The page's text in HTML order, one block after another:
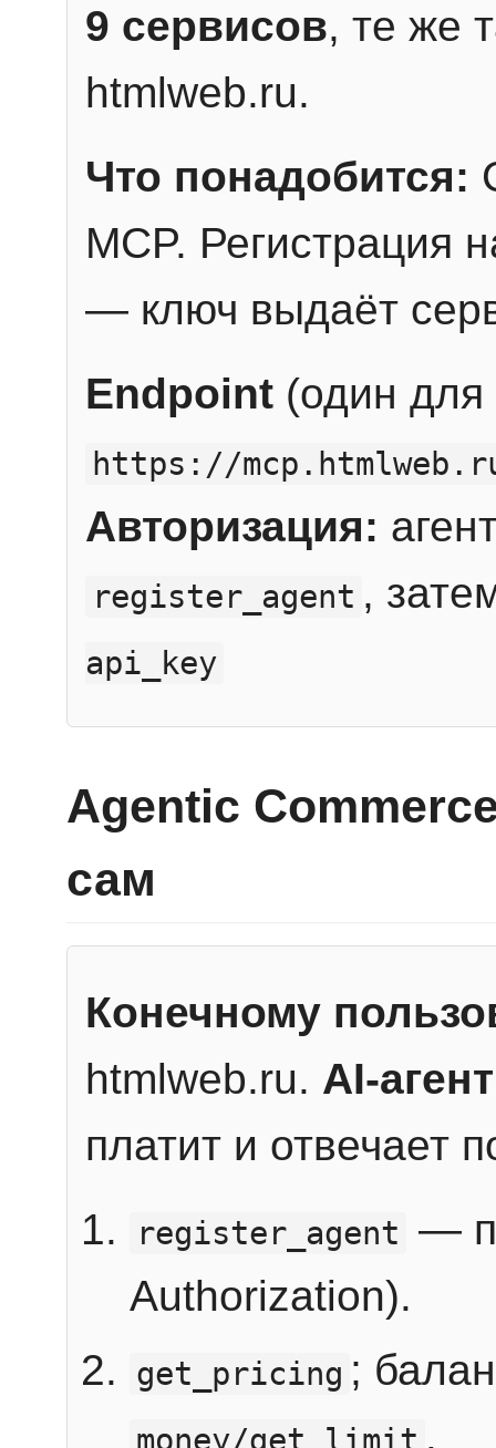
9 сервисов, те же
htmlweb.ru.
Что понадобится:
MCP. Регистрация
— ключ выдаёт
Endpoint (один для
https://
Авторизация:
register_agent ,
api_key
Agentic
сам
Конечному
htmlweb.ru. AI-агент
платит и отвечает
register_agent —
Authorization).
get_pricing ;
.